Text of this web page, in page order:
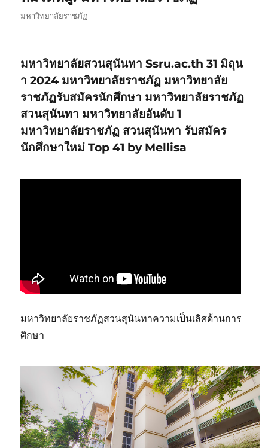
มหาวิทยาลัยราชภัฏ
มหาวิทยาลัยสวนสุนันทา Ssru.ac.th 31 มิถุน
า 2024 มหาวิทยาลัยราชภัฏ มหาวิทยาลัย
ราชภัฏรับสมัครนักศึกษา มหาวิทยาลัยราชภัฏ
สวนสุนันทา มหาวิทยาลัยอันดับ 1
มหาวิทยาลัยราชภัฏ สวนสุนันทา รับสมัคร
นักศึกษาใหม่ Top 41 by Mellisa
มหาวิทยาลัยราชภัฏสวนสุนันทาความเป็นเลิศด้านการ
ศึกษา